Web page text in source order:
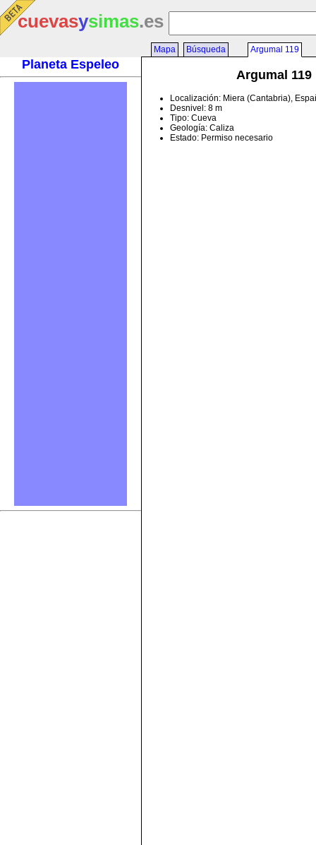
cuevasysimas.es
Planeta Espeleo
Mapa Búsqueda Argumal 119
Argumal 119
Localización: Miera (Cantabria),
Desnivel: 8 m
Tipo: Cueva
Geología: Caliza
Estado: Permiso necesario